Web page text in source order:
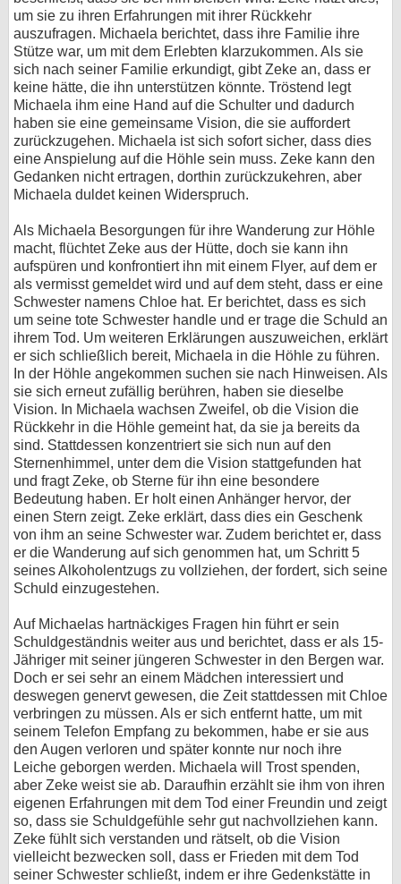
um sie zu ihren Erfahrungen mit ihrer Rückkehr
auszufragen. Michaela berichtet, dass ihre Familie ihre
Stütze war, um mit dem Erlebten klarzukommen. Als sie
sich nach seiner Familie erkundigt, gibt Zeke an, dass er
keine hätte, die ihn unterstützen könnte. Tröstend legt
Michaela ihm eine Hand auf die Schulter und dadurch
haben sie eine gemeinsame Vision, die sie auffordert
zurückzugehen. Michaela ist sich sofort sicher, dass dies
eine Anspielung auf die Höhle sein muss. Zeke kann den
Gedanken nicht ertragen, dorthin zurückzukehren, aber
Michaela duldet keinen Widerspruch.
Als Michaela Besorgungen für ihre Wanderung zur Höhle
macht, flüchtet Zeke aus der Hütte, doch sie kann ihn
aufspüren und konfrontiert ihn mit einem Flyer, auf dem er
als vermisst gemeldet wird und auf dem steht, dass er eine
Schwester namens Chloe hat. Er berichtet, dass es sich
um seine tote Schwester handle und er trage die Schuld an
ihrem Tod. Um weiteren Erklärungen auszuweichen, erklärt
er sich schließlich bereit, Michaela in die Höhle zu führen.
In der Höhle angekommen suchen sie nach Hinweisen. Als
sie sich erneut zufällig berühren, haben sie dieselbe
Vision. In Michaela wachsen Zweifel, ob die Vision die
Rückkehr in die Höhle gemeint hat, da sie ja bereits da
sind. Stattdessen konzentriert sie sich nun auf den
Sternenhimmel, unter dem die Vision stattgefunden hat
und fragt Zeke, ob Sterne für ihn eine besondere
Bedeutung haben. Er holt einen Anhänger hervor, der
einen Stern zeigt. Zeke erklärt, dass dies ein Geschenk
von ihm an seine Schwester war. Zudem berichtet er, dass
er die Wanderung auf sich genommen hat, um Schritt 5
seines Alkoholentzugs zu vollziehen, der fordert, sich seine
Schuld einzugestehen.
Auf Michaelas hartnäckiges Fragen hin führt er sein
Schuldgeständnis weiter aus und berichtet, dass er als 15-
Jähriger mit seiner jüngeren Schwester in den Bergen war.
Doch er sei sehr an einem Mädchen interessiert und
deswegen genervt gewesen, die Zeit stattdessen mit Chloe
verbringen zu müssen. Als er sich entfernt hatte, um mit
seinem Telefon Empfang zu bekommen, habe er sie aus
den Augen verloren und später konnte nur noch ihre
Leiche geborgen werden. Michaela will Trost spenden,
aber Zeke weist sie ab. Daraufhin erzählt sie ihm von ihren
eigenen Erfahrungen mit dem Tod einer Freundin und zeigt
so, dass sie Schuldgefühle sehr gut nachvollziehen kann.
Zeke fühlt sich verstanden und rätselt, ob die Vision
vielleicht bezwecken soll, dass er Frieden mit dem Tod
seiner Schwester schließt, indem er ihre Gedenkstätte in